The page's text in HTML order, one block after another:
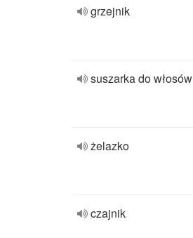
grzejnik
suszarka do włosów
żelazko
czajnik